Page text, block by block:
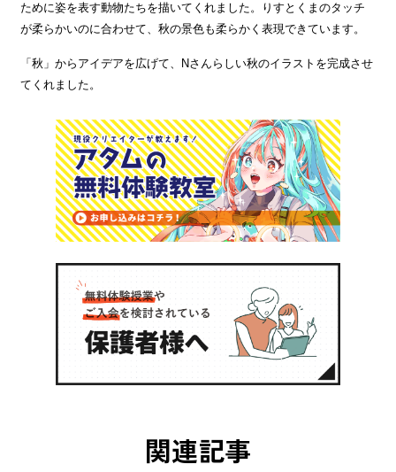
ために姿を表す動物たちを描いてくれました。りすとくまのタッチ
が柔らかいのに合わせて、秋の景色も柔らかく表現できています。
「秋」からアイデアを広げて、Nさんらしい秋のイラストを完成させ
てくれました。
関連記事